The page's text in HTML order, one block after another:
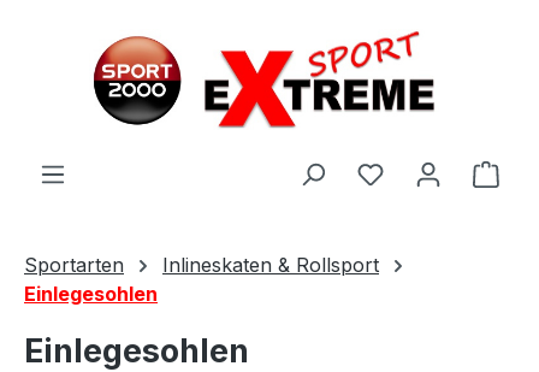
Sportarten
Inlineskaten & Rollsport
Einlegesohlen
Einlegesohlen